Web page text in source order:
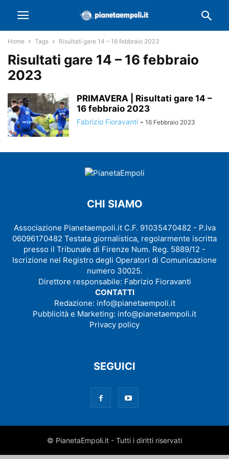
Home Tags Risultati gare 14 – 16 febbraio 2023
Risultati gare 14 – 16 febbraio
2023
PRIMAVERA | Risultati gare 14 –
16 febbraio 2023
Fabrizio Fioravanti - 16 Febbraio 2023
CHI SIAMO
Associazione Pianetaempoli.it C.F. 91035470482 - P.Iva
06096170482 Testata giornalistica, regolarmente iscritta
presso il Tribunale di Firenze Num. Reg. 5889/12 -
Iscrizione nel Registro degli Operatori di Comunicazione
numero 30025.
Direttore responsabile: Fabrizio Fioravanti
CONTATTI
Redazione: info@pianetaempoli.it
Pubblicità e Marketing: info@pianetaempoli.it
Privacy policy
SEGUICI
© PianetaEmpoli.it - Tutti i diritti riservati